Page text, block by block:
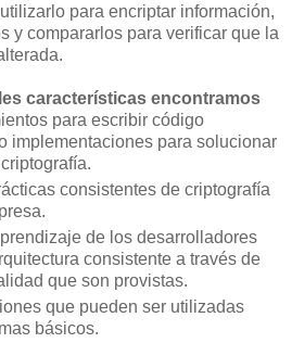
para encriptar información,
y compararlos para verificar que la
características encontramos
para escribir código
implementaciones para solucionar
consistentes de criptografía
de los desarrolladores
consistente a través de
que son provistas.
que pueden ser utilizadas
básicos.